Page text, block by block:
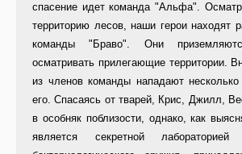
спасение идет команда "Альфа".
территорию лесов, наши герои находят
команды "Браво". Они
осматривать прилегающие территории.
из членов команды нападают
его. Спасаясь от тварей, Крис, Джилл,
в особняк поблизости, однако, как
является секретной